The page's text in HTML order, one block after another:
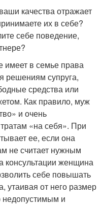
качества отражает
их в себе?
себе поведение,
имеет в семье права
решениям супруга,
средства или
Как правило, муж
и очень
«на себя». При
ее, если она
не считает нужным
консультации женщина
себе повышать
утаивая от него размер
недопустимым и